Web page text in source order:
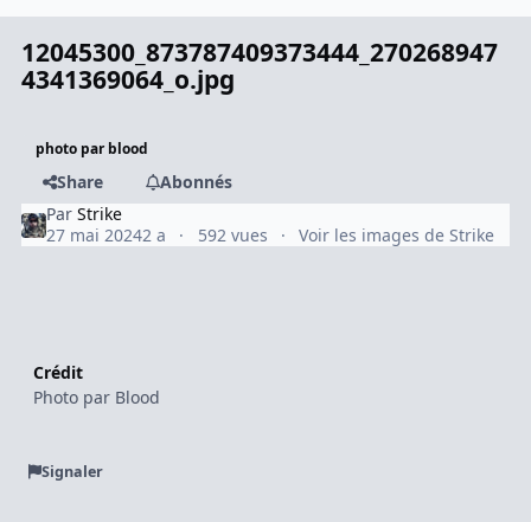
12045300_873787409373444_270268947
4341369064_o.jpg
photo par blood
Share
Abonnés
ParStrike
27 mai 20242 a 592 vues Voir les images de Strike
Crédit
Photo par Blood
Signaler